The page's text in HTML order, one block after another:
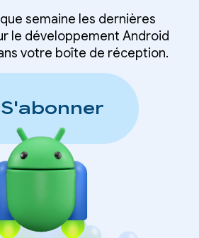
semaine les dernières
le développement Android
votre boîte de réception.
S'abonner